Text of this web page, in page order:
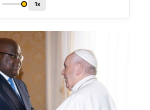
1x